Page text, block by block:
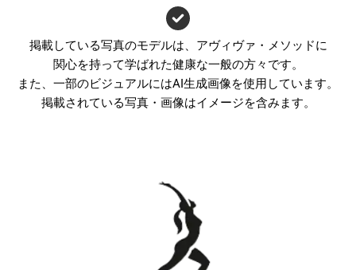
掲載している写真のモデルは、アヴィヴァ・メソッドに
関心を持って学ばれた健康な一般の方々です。
また、一部のビジュアルにはAI生成画像を使用しています。
掲載されている写真・画像はイメージを含みます。